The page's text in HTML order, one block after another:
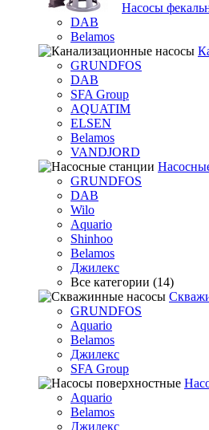
Насосы
DAB
Belamos
GRUNDFOS
DAB
SFA Group
AQUATIM
ELSEN
Belamos
VANDJORD
GRUNDFOS
DAB
Wilo
Aquario
Shinhoo
Belamos
Джилекс
Все категории (14)
GRUNDFOS
Aquario
Belamos
Джилекс
SFA Group
Aquario
Belamos
Джилекс